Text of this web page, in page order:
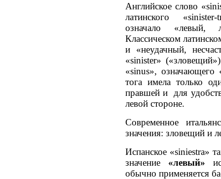
Английское слово
латинского
означало «левый,
Классическом
и «неудачный,
«sinister»
«sinus», означающего
тога имела только
правшей и для
левой стороне.
Современное
значения: зловещий и
Испанское «siniestra»
значение «левый»
обычно применяется